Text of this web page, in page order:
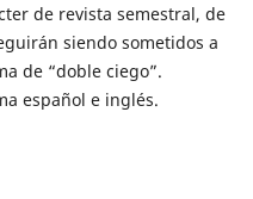
de revista semestral, de
siendo sometidos a
de “doble ciego”.
español e inglés.